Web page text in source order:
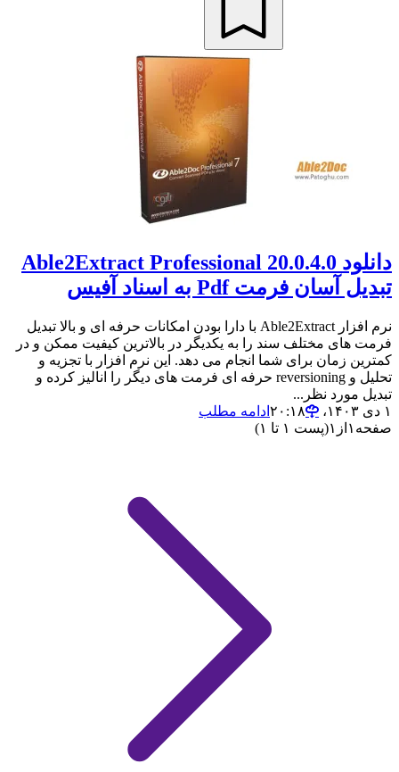
دانلود Able2Extract Professional 20.0.4.0
تبدیل آسان فرمت Pdf به اسناد آفیس
نرم افزار Able2Extract با دارا بودن امکانات حرفه ای و بالا تبدیل
فرمت های مختلف سند را به یکدیگر در بالاترین کیفیت ممکن و در
کمترین زمان برای شما انجام می دهد. این نرم افزار با تجزیه و
تحلیل و reversioning حرفه ای فرمت های دیگر را انالیز کرده و
تبدیل مورد نظر...
۱ دی ۱۴۰۳،‏ ۲۰:۱۸
ادامه مطلب
صفحه ۱ از ۱(پست ۱ تا ۱)